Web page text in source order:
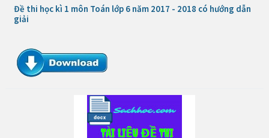
Đề thi học kì 1 môn Toán lớp 6 năm 2017 - 2018 có hướng dẫn
giải